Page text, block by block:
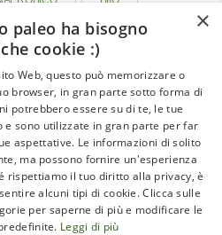
MALATTIE AUTOIMMUNI
×
paleo ha bisogno
cookie :)
Web, questo può memorizzare o
browser, in gran parte sotto forma di
potrebbero essere su di te, le tue
e sono utilizzate in gran parte per far
aspettative. Le informazioni di solito
ma possono fornire un'esperienza
rispettiamo il tuo diritto alla privacy, è
alcuni tipi di cookie. Clicca sulle
per saperne di più e modificare le
Leggi di più